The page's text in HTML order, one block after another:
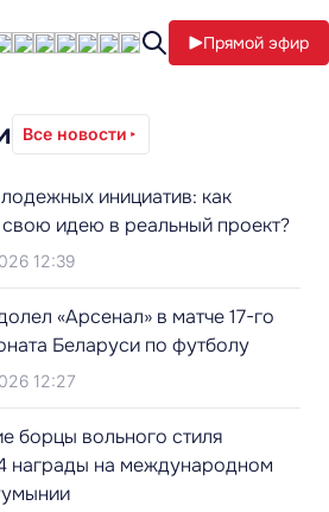
Прямой эфир
Все новости
инициатив: как
свою идею в реальный проект?
12:39
«Арсенал» в матче 17-го
Беларуси по футболу
12:27
борцы вольного стиля
награды на международном